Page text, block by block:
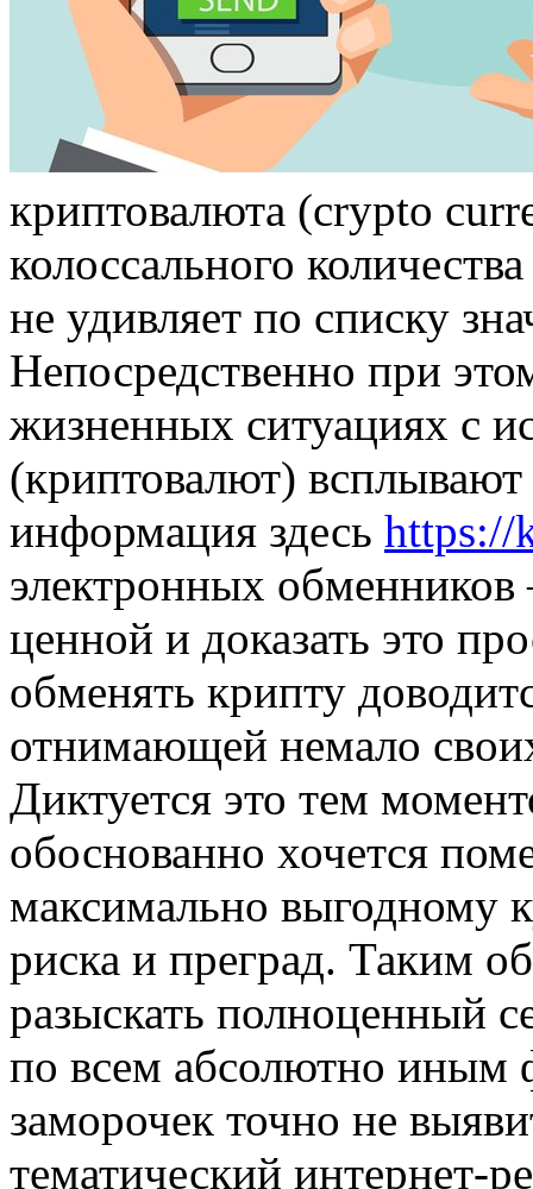
криптовалюта (crypto
колоссального
не удивляет по списку
Непосредственно при
жизненных ситуациях с
(криптовалют)
информация здесь https://
электронных
ценной и доказать это
обменять крипту
отнимающей немало
Диктуется это тем
обоснованно хочется
максимально выгодному
риска и преград. Таким
разыскать полноценный
по всем абсолютно иным
заморочек точно не
тематический интернет-